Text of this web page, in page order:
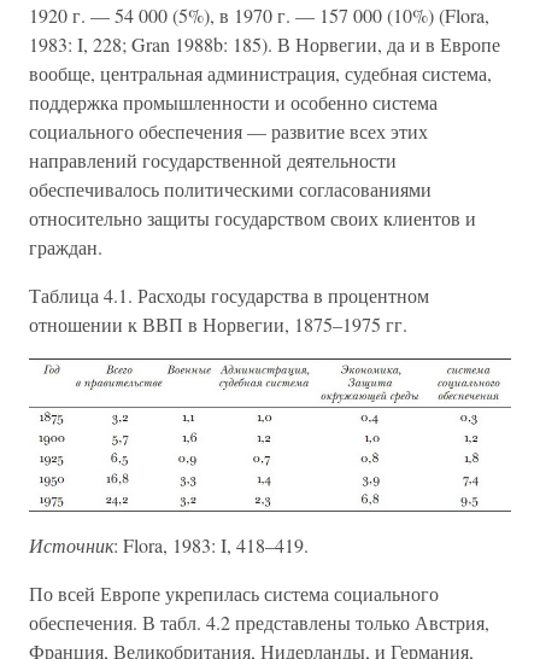
1920 г. — 54 000 (5%), в 1970 г. — 157 000 (10%) (Flora,
1983: I, 228; Gran 1988b: 185). В Норвегии, да и в Европе
вообще, центральная администрация, судебная система,
поддержка промышленности и особенно система
социального обеспечения — развитие всех этих
направлений государственной деятельности
обеспечивалось политическими согласованиями
относительно защиты государством своих клиентов и
граждан.
Таблица 4.1. Расходы государства в процентном
отношении к ВВП в Норвегии, 1875–1975 гг.
Источник: Flora, 1983: I, 418–419.
По всей Европе укрепилась система социального
обеспечения. В табл. 4.2 представлены только Австрия,
Франция, Великобритания, Нидерланды, и Германия,